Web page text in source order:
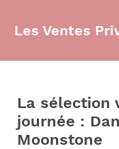
Les Ventes
La sélection
journée :
Moonstone